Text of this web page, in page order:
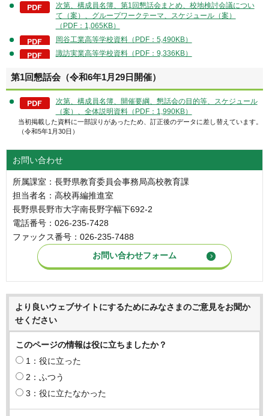
次第、構成員名簿、第1回懇話会まとめ、校地検討会議につい
て（案）、グループワークテーマ、スケジュール（案）
（PDF：1,065KB）
岡谷工業高等学校資料（PDF：5,490KB）
諏訪実業高等学校資料（PDF：9,336KB）
第1回懇話会（令和6年1月29日開催）
次第、構成員名簿、開催要綱、懇話会の目的等、スケジュール
（案）、全体説明資料（PDF：1,990KB）
当初掲載した資料に一部誤りがあったため、訂正後のデータに差し替えています。
（令和5年1月30日）
お問い合わせ
所属課室：長野県教育委員会事務局高校教育課
担当者名：高校再編推進室
長野県長野市大字南長野字幅下692-2
電話番号：026-235-7428
ファックス番号：026-235-7488
より良いウェブサイトにするためにみなさまのご意見をお聞か
せください
このページの情報は役に立ちましたか？
1：役に立った
2：ふつう
3：役に立たなかった